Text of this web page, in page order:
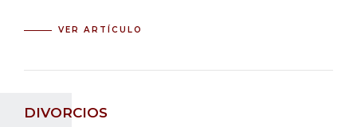
VER ARTÍCULO
DIVORCIOS